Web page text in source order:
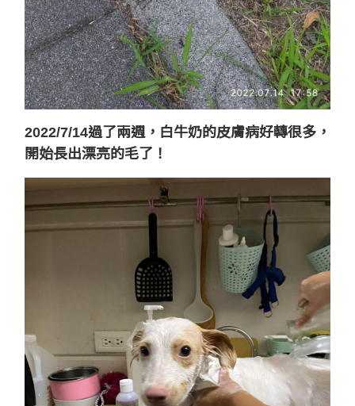
2022/7/14過了兩週，白牛奶的皮膚病好轉很多，
開始長出漂亮的毛了！